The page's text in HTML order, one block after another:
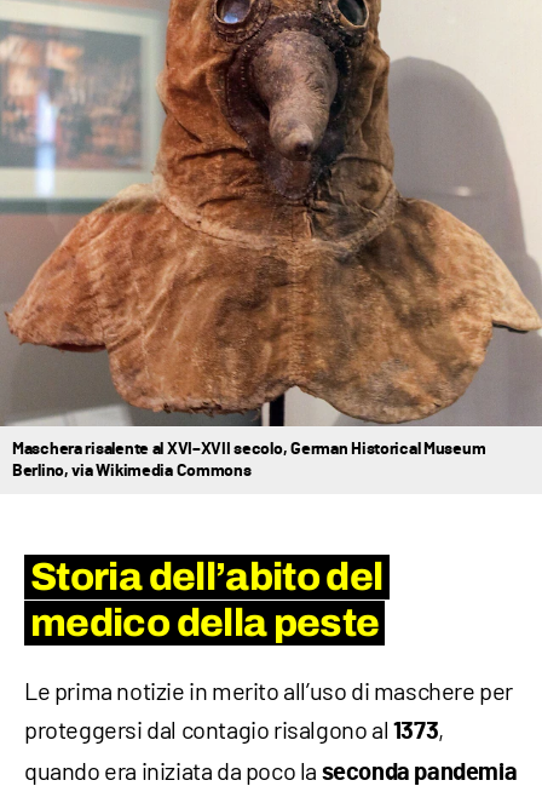
Maschera risalente al XVI–XVII secolo, German Historical Museum
Berlino, via Wikimedia Commons
Storia dell’abito del
medico della peste
Le prima notizie in merito all’uso di maschere per
proteggersi dal contagio risalgono al 1373,
quando era iniziata da poco la seconda pandemia